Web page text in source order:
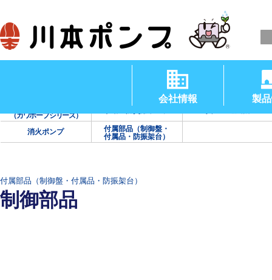
会社情報 製
（温水用水中ポンプ）
（カワホープシリーズ）
消火ポンプ
付属部品（制御盤・
付属品・防振架台）
付属部品（制御盤・付属品・防振架台）
制御部品